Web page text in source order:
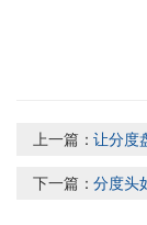
上一篇：让分度
下一篇：分度头